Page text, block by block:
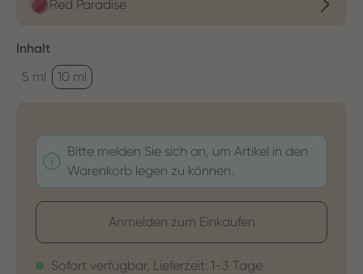
Red Paradise
Inhaltauswählen
5 ml
10 ml
Bitte melden Sie sich an, um Artikel in den
Warenkorb legen zu können.
Anmelden zum Einkaufen
Sofort verfügbar, Lieferzeit: 1-3 Tage